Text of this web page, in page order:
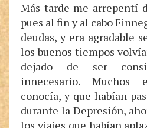
Más tarde me arrepentí
pues al fin y al cabo
deudas, y era agradable
los buenos tiempos
dejado de ser
innecesario. Muchos
conocía, y que habían
durante la Depresión,
los viajes que habían